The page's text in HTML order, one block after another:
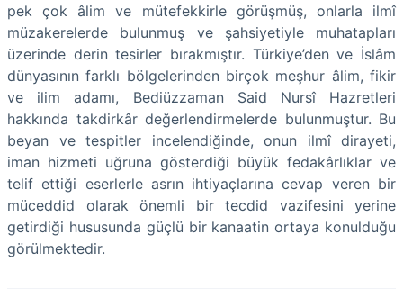
pek çok âlim ve mütefekkirle görüşmüş, onlarla ilmî
müzakerelerde bulunmuş ve şahsiyetiyle muhatapları
üzerinde derin tesirler bırakmıştır. Türkiye’den ve İslâm
dünyasının farklı bölgelerinden birçok meşhur âlim, fikir
ve ilim adamı, Bediüzzaman Said Nursî Hazretleri
hakkında takdirkâr değerlendirmelerde bulunmuştur. Bu
beyan ve tespitler incelendiğinde, onun ilmî dirayeti,
iman hizmeti uğruna gösterdiği büyük fedakârlıklar ve
telif ettiği eserlerle asrın ihtiyaçlarına cevap veren bir
müceddid olarak önemli bir tecdid vazifesini yerine
getirdiği hususunda güçlü bir kanaatin ortaya konulduğu
görülmektedir.